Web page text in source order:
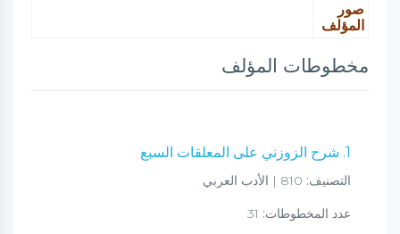
صور
المؤلف
مخطوطات المؤلف
1. شرح الزوزني على المعلقات السبع
التصنيف:
عدد المخطوطات: